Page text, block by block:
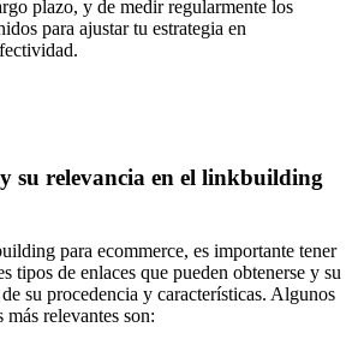
plazo, y de medir regularmente los
para ajustar tu estrategia en
su relevancia en el linkbuilding
para ecommerce, es importante tener
tipos de enlaces que pueden obtenerse y su
su procedencia y características. Algunos
más relevantes son: